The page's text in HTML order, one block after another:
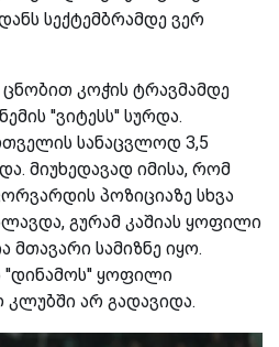
სექტემბრამდე ვერ
კოჭის ტრავმამდე
''ვიტესს'' სურდა.
სანაცვლოდ 3,5
მიუხედავად იმისა, რომ
პოზიციაზე სხვა
გურამ კაშიას ყოფილი
მთავარი სამიზნე იყო.
ყოფილი
არ გადავიდა.